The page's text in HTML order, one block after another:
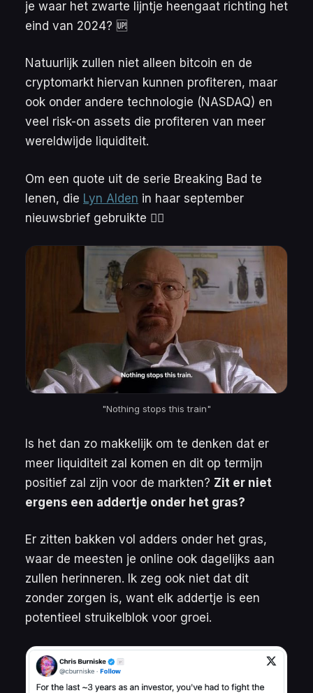
je waar het zwarte lijntje heengaat richting het
eind van 2024? 🆙
Natuurlijk zullen niet alleen bitcoin en de
cryptomarkt hiervan kunnen profiteren, maar
ook onder andere technologie (NASDAQ) en
veel risk-on assets die profiteren van meer
wereldwijde liquiditeit.
Om een quote uit de serie Breaking Bad te
lenen, die Lyn Alden in haar september
nieuwsbrief gebruikte 👇🏻
"Nothing stops this train"
Is het dan zo makkelijk om te denken dat er
meer liquiditeit zal komen en dit op termijn
positief zal zijn voor de markten? Zit er niet
ergens een addertje onder het gras?
Er zitten bakken vol adders onder het gras,
waar de meesten je online ook dagelijks aan
zullen herinneren. Ik zeg ook niet dat dit
zonder zorgen is, want elk addertje is een
potentieel struikelblok voor groei.